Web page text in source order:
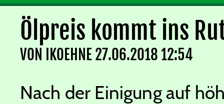
Ölpreis kommt ins
VON IKOEHNE27.06.2018 12:54
Nach der Einigung auf